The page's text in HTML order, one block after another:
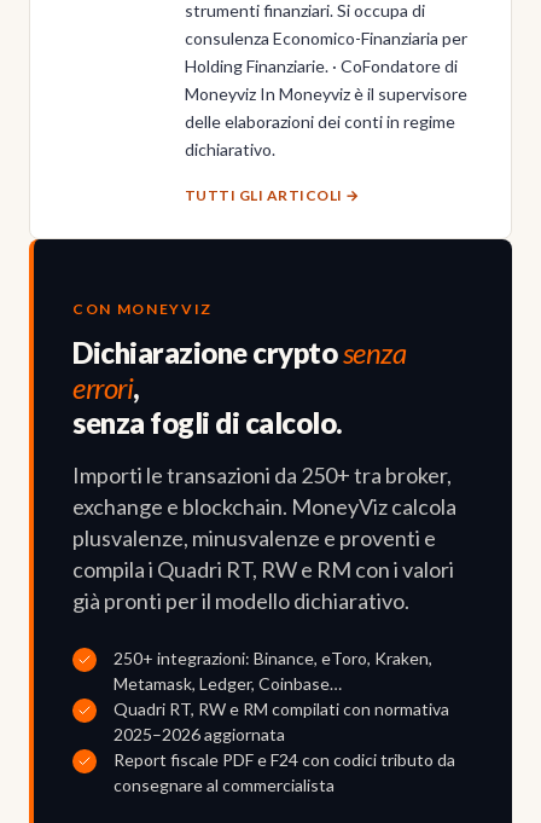
strumenti finanziari. Si occupa di
consulenza Economico-Finanziaria per
Holding Finanziarie. · CoFondatore di
Moneyviz In Moneyviz è il supervisore
delle elaborazioni dei conti in regime
dichiarativo.
TUTTI GLI ARTICOLI →
CON MONEYVIZ
Dichiarazione cryptosenza
errori,
senza fogli di calcolo.
Importi le transazioni da 250+ tra broker,
exchange e blockchain. MoneyViz calcola
plusvalenze, minusvalenze e proventi e
compila i Quadri RT, RW e RM con i valori
già pronti per il modello dichiarativo.
250+ integrazioni: Binance, eToro, Kraken,
Metamask, Ledger, Coinbase…
Quadri RT, RW e RM compilati con normativa
2025–2026 aggiornata
Report fiscale PDF e F24 con codici tributo da
consegnare al commercialista